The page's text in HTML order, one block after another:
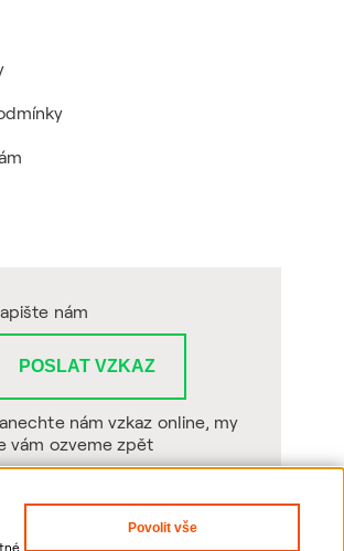
Povolit vše
nám
POSLAT VZKAZ
nám vzkaz online, my
vám ozveme zpět